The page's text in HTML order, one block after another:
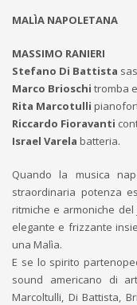
MALÌA NAPOLETANA
MASSIMO RANIERI
Stefano Di Battista
Marco Brioschi tromba
Rita Marcotulli
Riccardo Fioravanti
Israel Varela batteria.
Quando la musica
straordinaria potenza
ritmiche e armoniche
elegante e frizzante
una Malìa.
E se lo spirito
sound americano di
Marcoltulli, Di Battista,